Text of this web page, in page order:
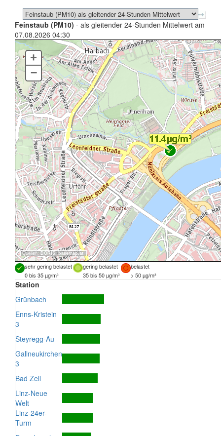
Feinstaub (PM10) - als gleitender 24-Stunden Mittelwert am
07.08.2026 04:30
Quellen: DORIS,basemap.at
+
–
sehr gering belastet gering belastet
belastet
0 bis 35 µg/m³
35 bis 50 µg/m³ > 50 µg/m³
Station
Grünbach
Enns-Kristein
3
Steyregg-Au
Gallneukirchen
3
Bad Zell
Linz-Neue
Welt
Linz-24er-
Turm